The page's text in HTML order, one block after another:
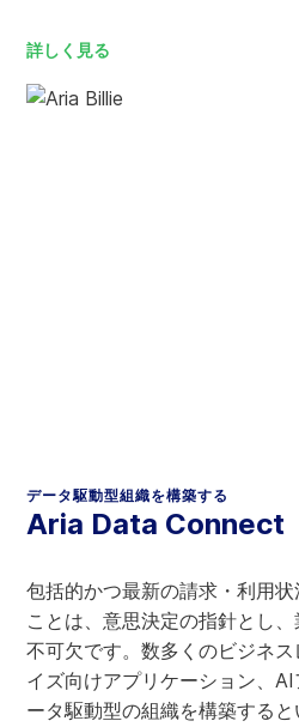
詳しく見る
データ駆動型組織を構築する
Aria Data Connect
包括的かつ最新の請求・利用
ことは、意思決定の指針とし
不可欠です。数多くのビジネ
イズ向けアプリケーション、
ータ駆動型の組織を構築する